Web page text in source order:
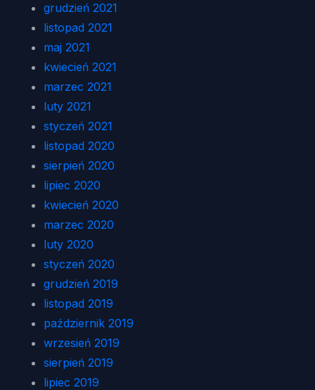
grudzień 2021
listopad 2021
maj 2021
kwiecień 2021
marzec 2021
luty 2021
styczeń 2021
listopad 2020
sierpień 2020
lipiec 2020
kwiecień 2020
marzec 2020
luty 2020
styczeń 2020
grudzień 2019
listopad 2019
październik 2019
wrzesień 2019
sierpień 2019
lipiec 2019